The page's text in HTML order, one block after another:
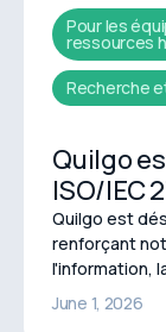
Pour les
ressources
Recherche
Quilgo
ISO/IEC
Quilgo est
renforçant
l'information,
ligne
June 1, 2026